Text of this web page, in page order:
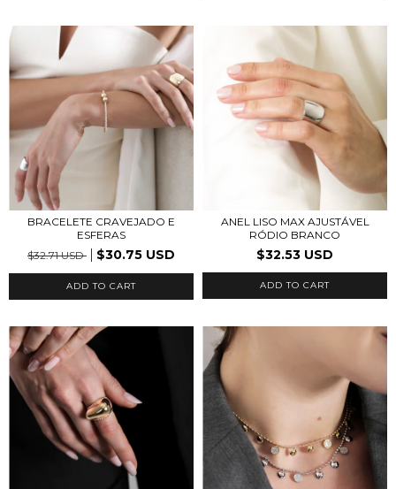
BRACELETE CRAVEJADO E
ESFERAS
$32.71 USD
$30.75 USD
ADD TO CART
ANEL LISO MAX AJUSTÁVEL
RÓDIO BRANCO
$32.53 USD